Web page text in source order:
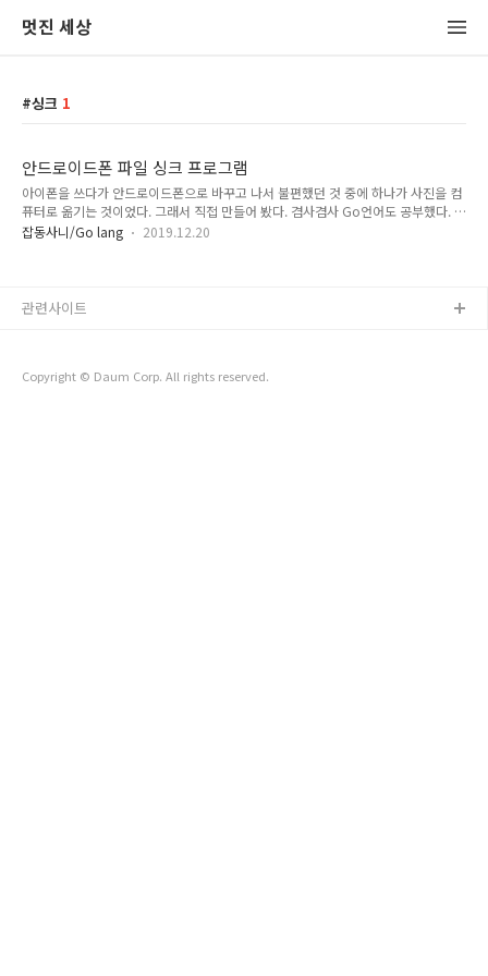
멋진 세상
싱크 1
안드로이드폰 파일 싱크 프로그램
아이폰을 쓰다가 안드로이드폰으로 바꾸고 나서 불편했던 것 중에 하나가 사진을 컴
퓨터로 옮기는 것이었다. 그래서 직접 만들어 봤다. 겸사겸사 Go언어도 공부했다. 그
리하여 Go 언어를 공부하고서 처음 만든 프로그램. kfilesync [소스 파일] 컴퓨터에
잡동사니/Go lang 2019.12.20
Copyright © Daum Corp. All rights reserved.
관련사이트